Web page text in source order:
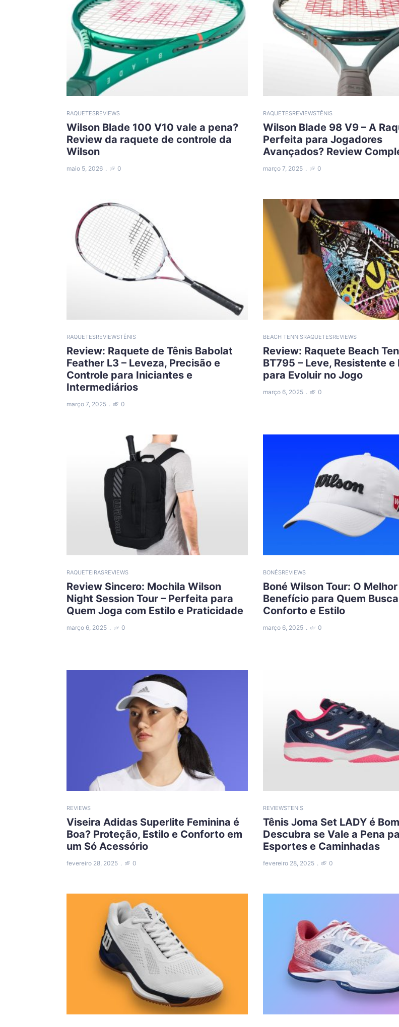
RAQUETESREVIEWS
Wilson Blade 100 V10 vale a pena?
Review da raquete de controle da
Wilson
maio 5, 2026 0
RAQUETESREVIEWSTÊNIS
Wilson Blade 98 V9 – A
Perfeita para Jogadores
Avançados? Review
março 7, 2025 0
RAQUETESREVIEWSTÊNIS
Review: Raquete de Tênis Babolat
Feather L3 – Leveza, Precisão e
Controle para Iniciantes e
Intermediários
março 7, 2025 0
BEACH TENNISRAQUETESREVIEWS
Review: Raquete Beach
BT795 – Leve, Resistente
para Evoluir no Jogo
março 6, 2025 0
RAQUETEIRASREVIEWS
Review Sincero: Mochila Wilson
Night Session Tour – Perfeita para
Quem Joga com Estilo e Praticidade
março 6, 2025 0
BONÉSREVIEWS
Boné Wilson Tour: O
Benefício para Quem Busca
Conforto e Estilo
março 6, 2025 0
REVIEWS
Viseira Adidas Superlite Feminina é
Boa? Proteção, Estilo e Conforto em
um Só Acessório
fevereiro 28, 2025 0
REVIEWSTENIS
Tênis Joma Set LADY é
Descubra se Vale a Pena
Esportes e Caminhadas
fevereiro 28, 2025 0